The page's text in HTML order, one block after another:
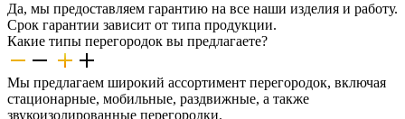
Да, мы предоставляем гарантию на все наши изделия и работу.
Срок гарантии зависит от типа продукции.
Какие типы перегородок вы предлагаете?
Мы предлагаем широкий ассортимент перегородок, включая
стационарные, мобильные, раздвижные, а также
звукоизолированные перегородки.